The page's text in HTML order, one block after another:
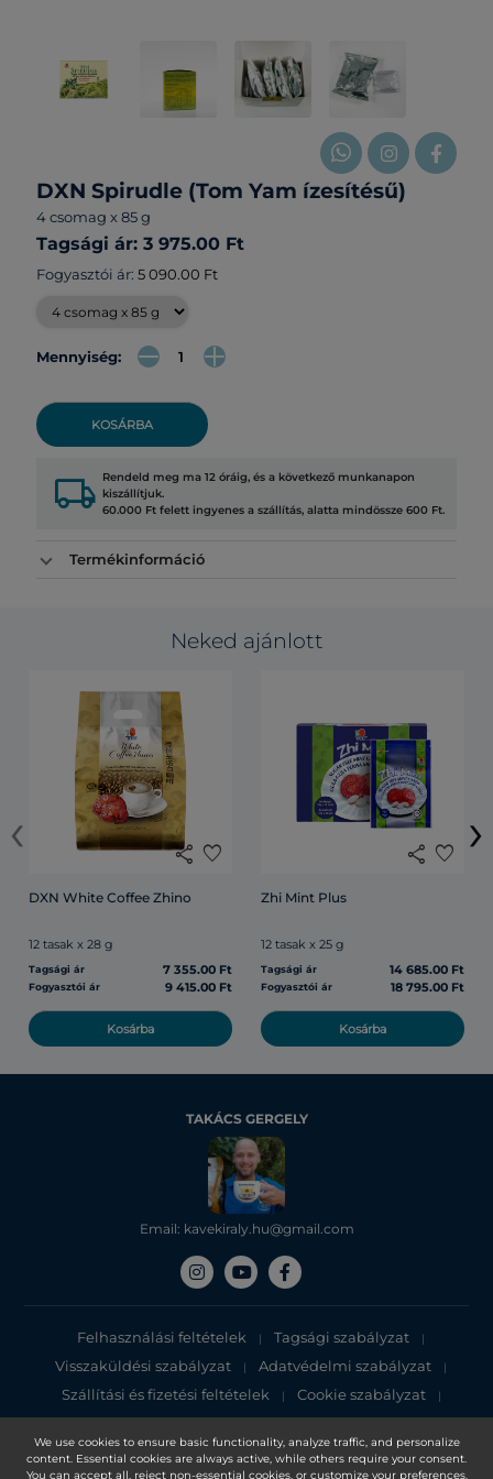
We use cookies to ensure basic functionality, analyze traffic, and personalize
content. Essential cookies are always active, while others require your consent.
You can accept all, reject non-essential cookies, or customize your preferences.
DXN Spirudle (Tom Yam ízesítésű)
4 csomag x 85 g
Tagsági ár: 3 975.00 Ft
Fogyasztói ár: 5 090.00 Ft
Mennyiség:
KOSÁRBA
local_shipping Rendeld meg ma 12 óráig, és a következő munkanapon
kiszállítjuk.
60.000 Ft felett ingyenes a szállítás, alatta mindössze 600 Ft.
Termékinformáció
Neked ajánlott
share favorite
DXN White Coffee Zhino
12 tasak x 28 g
Tagsági ár 7 355.00 Ft
Fogyasztói ár 9 415.00 Ft
Kosárba
share favorite
Zhi Mint Plus
12 tasak x 25 g
Tagsági ár 14 685.00 Ft
Fogyasztói ár 18 795.00 Ft
Kosárba
‹ ›
TAKÁCS GERGELY
Email: kavekiraly.hu@gmail.com
Felhasználási feltételek | Tagsági szabályzat |
Visszaküldési szabályzat | Adatvédelmi szabályzat |
Szállítási és fizetési feltételek | Cookie szabályzat |
Adatvédelmi tájékoztató
Copyright 2025, DXN Holdings Bhd. 199501033918 (363120-V)